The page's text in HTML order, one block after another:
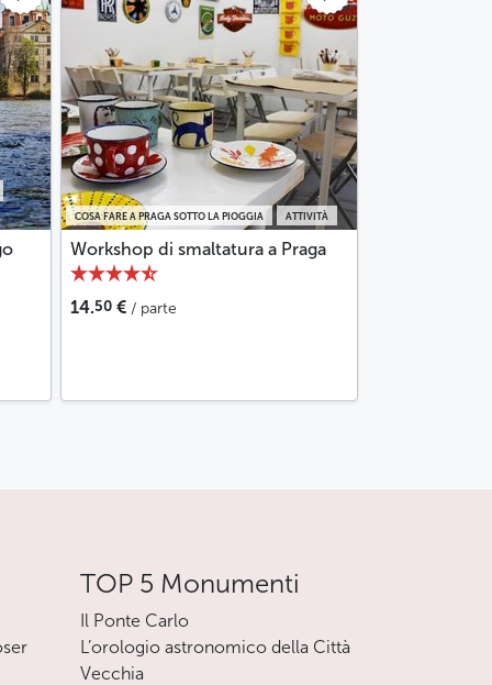
COSA FARE A PRAGA SOTTO LA PIOGGIA ATTIVITÀ
Workshop di smaltatura a Praga
14.50 € / parte
TOP 5 Monumenti
Il Ponte Carlo
L’orologio astronomico della Città
Vecchia